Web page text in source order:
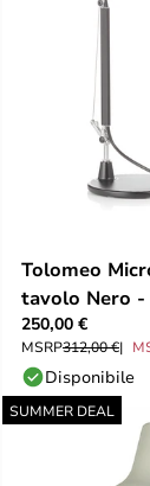
Tolomeo
tavolo Nero
250,00 €
MSRP312,00 €
Disponibile
SUMMER DEAL